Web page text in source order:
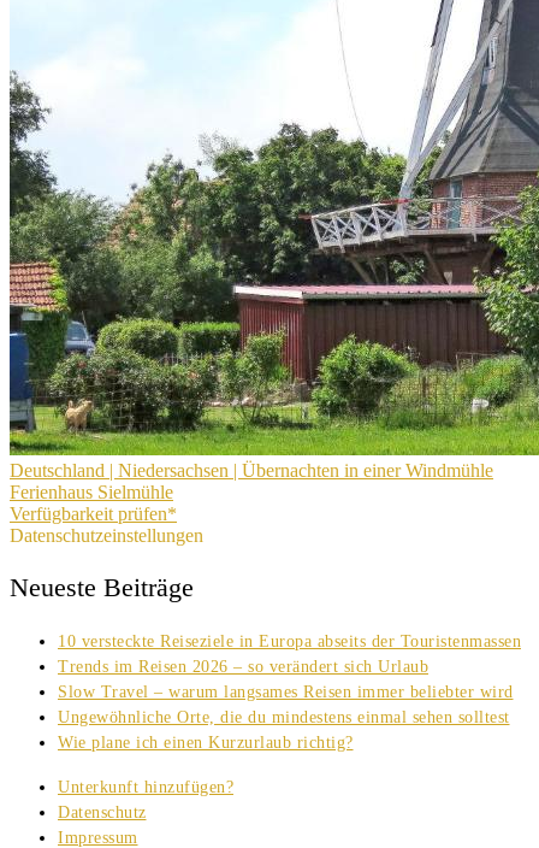
Deutschland | Niedersachsen | Übernachten in einer Windmühle
Ferienhaus Sielmühle
Verfügbarkeit prüfen*
Datenschutzeinstellungen
Neueste Beiträge
10 versteckte Reiseziele in Europa abseits der Touristenmassen
Trends im Reisen 2026 – so verändert sich Urlaub
Slow Travel – warum langsames Reisen immer beliebter wird
Ungewöhnliche Orte, die du mindestens einmal sehen solltest
Wie plane ich einen Kurzurlaub richtig?
Unterkunft hinzufügen?
Datenschutz
Impressum